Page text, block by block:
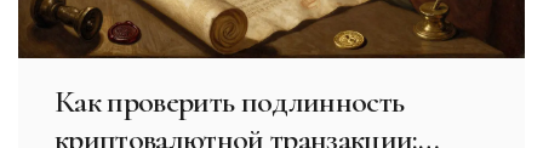
Как проверить подлинность
криптовалютной транзакции: